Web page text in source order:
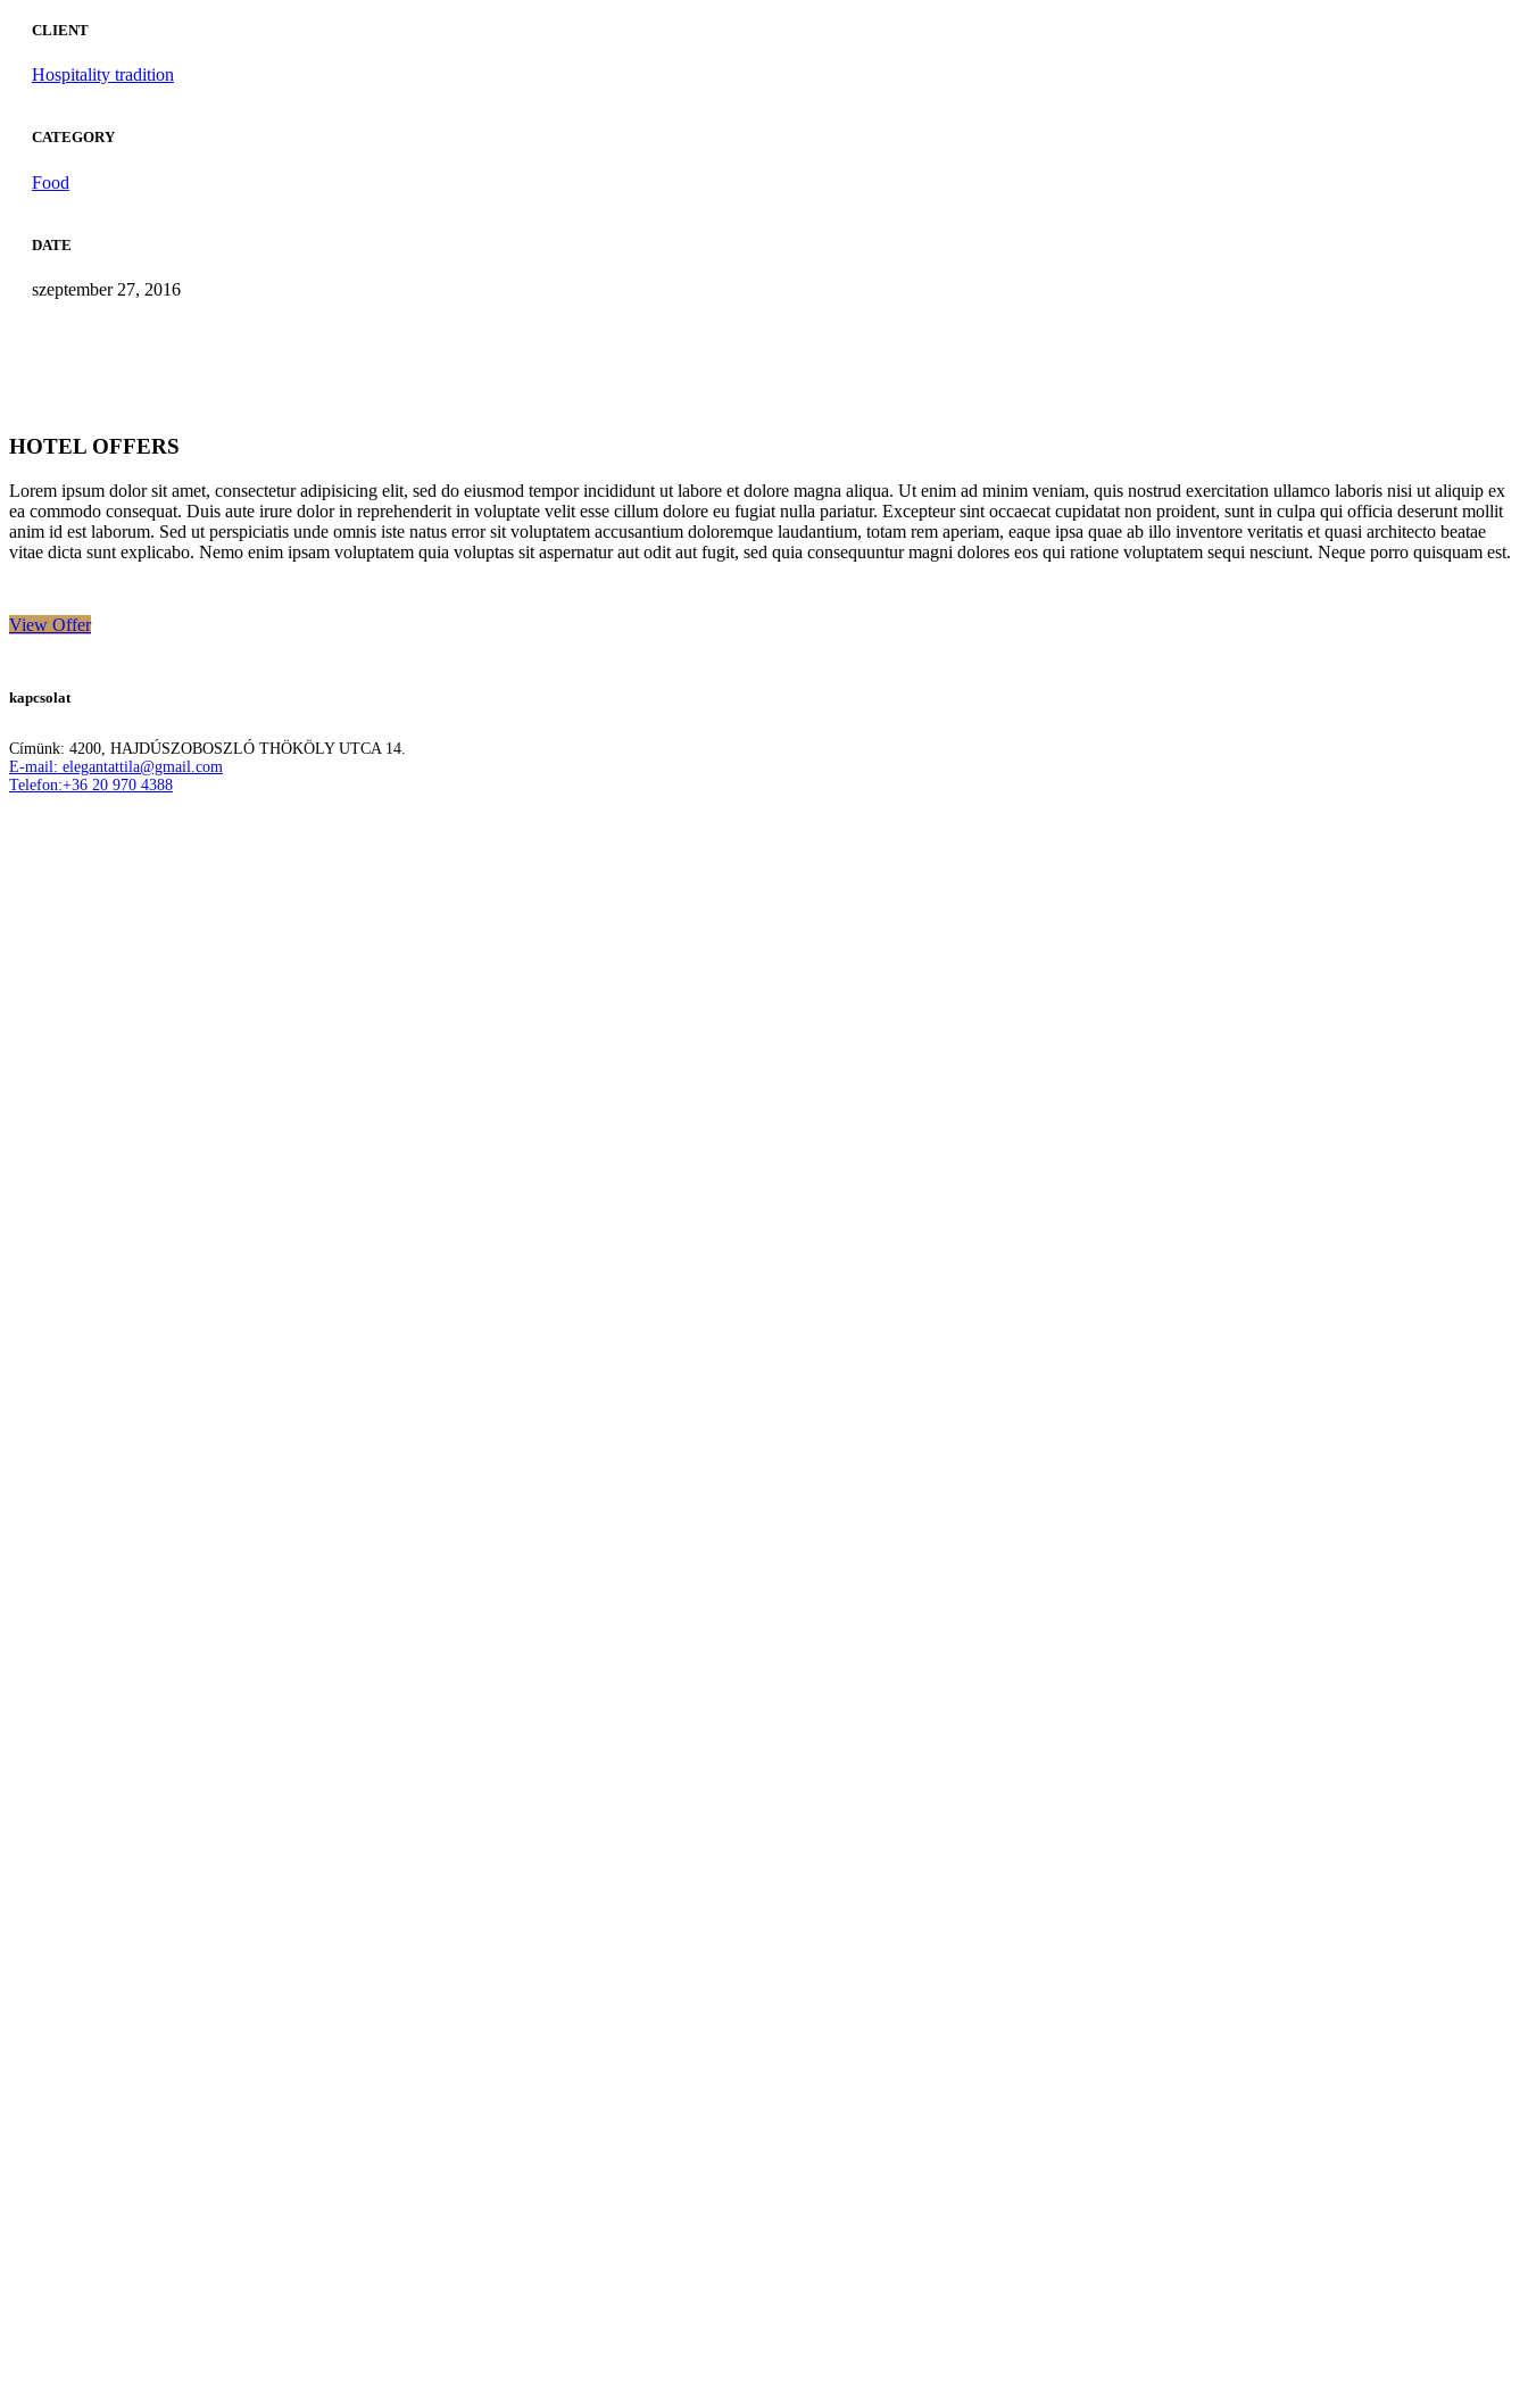
CLIENT
Hospitality tradition
CATEGORY
Food
DATE
szeptember 27, 2016
HOTEL OFFERS
Lorem ipsum dolor sit amet, consectetur adipisicing elit, sed do eiusmod tempor incididunt ut labore et dolore magna aliqua. Ut enim ad minim veniam, quis nostrud exercitation ullamco laboris nisi ut aliquip ex
ea commodo consequat. Duis aute irure dolor in reprehenderit in voluptate velit esse cillum dolore eu fugiat nulla pariatur. Excepteur sint occaecat cupidatat non proident, sunt in culpa qui officia deserunt mollit
anim id est laborum. Sed ut perspiciatis unde omnis iste natus error sit voluptatem accusantium doloremque laudantium, totam rem aperiam, eaque ipsa quae ab illo inventore veritatis et quasi architecto beatae
vitae dicta sunt explicabo. Nemo enim ipsam voluptatem quia voluptas sit aspernatur aut odit aut fugit, sed quia consequuntur magni dolores eos qui ratione voluptatem sequi nesciunt. Neque porro quisquam est.
View Offer
kapcsolat
Címünk: 4200, HAJDÚSZOBOSZLÓ THÖKÖLY UTCA 14.
E-mail: elegantattila@gmail.com
Telefon:+36 20 970 4388